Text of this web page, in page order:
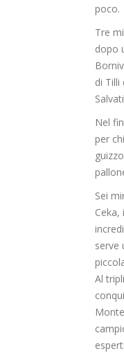
poco.
Tre
dopo
di Tilli
Nel
per
Sei
Ceka,
serve
Al